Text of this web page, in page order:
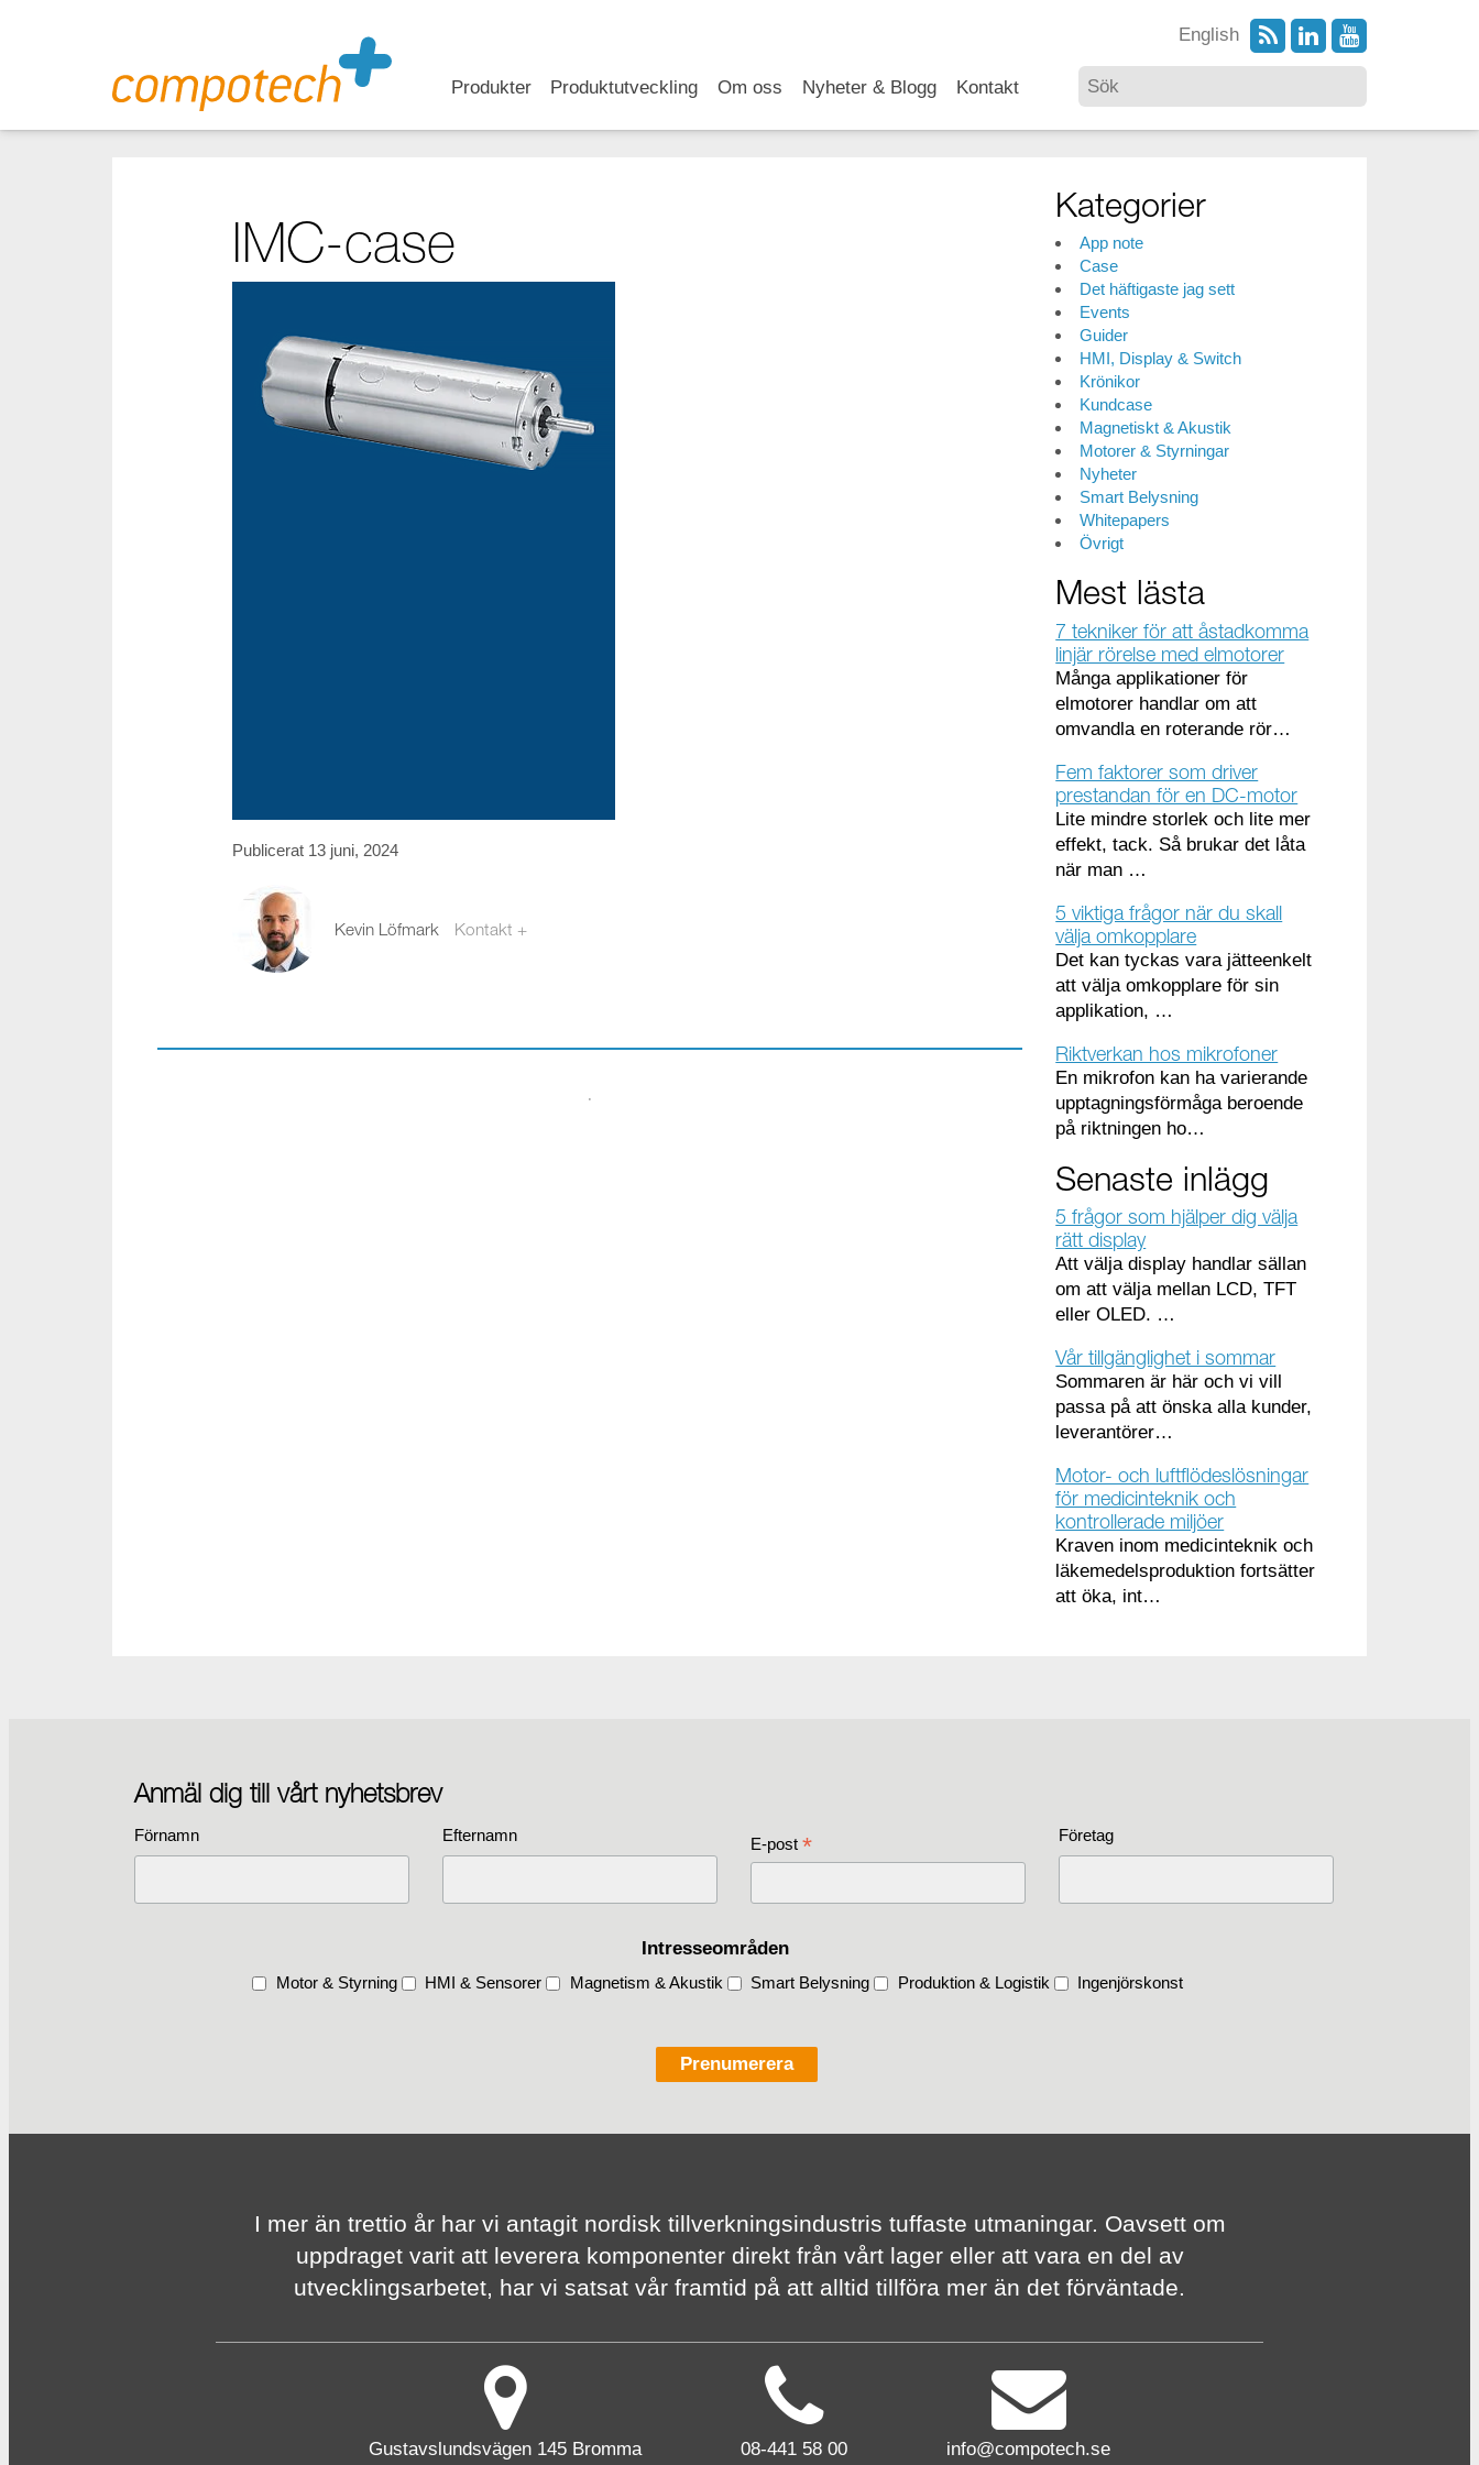
Produkter Produktutveckling Om oss Nyheter & Blogg Kontakt
English
IMC-case
Publicerat 13 juni, 2024
Kevin Löfmark Kontakt +
·
Kategorier
App note
Case
Det häftigaste jag sett
Events
Guider
HMI, Display & Switch
Krönikor
Kundcase
Magnetiskt & Akustik
Motorer & Styrningar
Nyheter
Smart Belysning
Whitepapers
Övrigt
Mest lästa
7 tekniker för att åstadkomma
linjär rörelse med elmotorer
Många applikationer för
elmotorer handlar om att
omvandla en roterande rör…
Fem faktorer som driver
prestandan för en DC-motor
Lite mindre storlek och lite mer
effekt, tack. Så brukar det låta
när man …
5 viktiga frågor när du skall
välja omkopplare
Det kan tyckas vara jätteenkelt
att välja omkopplare för sin
applikation, …
Riktverkan hos mikrofoner
En mikrofon kan ha varierande
upptagningsförmåga beroende
på riktningen ho…
Senaste inlägg
5 frågor som hjälper dig välja
rätt display
Att välja display handlar sällan
om att välja mellan LCD, TFT
eller OLED. …
Vår tillgänglighet i sommar
Sommaren är här och vi vill
passa på att önska alla kunder,
leverantörer…
Motor- och luftflödeslösningar
för medicinteknik och
kontrollerade miljöer
Kraven inom medicinteknik och
läkemedelsproduktion fortsätter
att öka, int…
Anmäl dig till vårt nyhetsbrev
Förnamn Efternamn E-post * Företag
Intresseområden
Motor & Styrning HMI & Sensorer Magnetism & Akustik Smart Belysning Produktion & Logistik Ingenjörskonst
I mer än trettio år har vi antagit nordisk tillverknings­industris tuffaste utmaningar. Oavsett om
uppdraget varit att leverera komponenter direkt från vårt lager eller att vara en del av
utvecklingsarbetet, har vi satsat vår framtid på att alltid tillföra mer än det förväntade.
Gustavslundsvägen 145 Bromma 08-441 58 00 info@compotech.se